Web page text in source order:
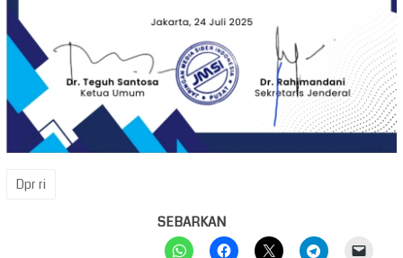
Dpr ri
SEBARKAN